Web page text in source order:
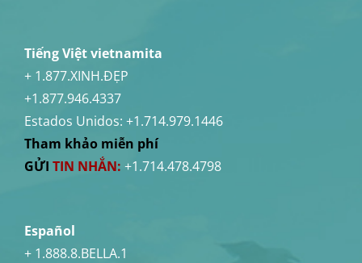
Tiếng Việt vietnamita
+ 1.877.XINH.ĐẸP
+1.877.946.4337
Estados Unidos: +1.714.979.1446
Tham khảo miễn phí
GỬI TIN NHẮN: +1.714.478.4798
Español
+ 1.888.8.BELLA.1